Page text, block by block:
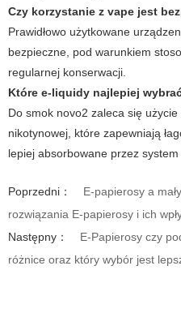
Czy korzystanie z vape jest
Prawidłowo użytkowane
bezpieczne, pod warunkiem
regularnej konserwacji.
Które e-liquidy najlepiej
Do smok novo2 zaleca się
nikotynowej, które zapewniają
lepiej absorbowane przez system
Poprzedni：
E-papierosy a
rozwiązania E-papierosy i ich
Następny：
E-Papierosy czy
różnice oraz który wybór jest